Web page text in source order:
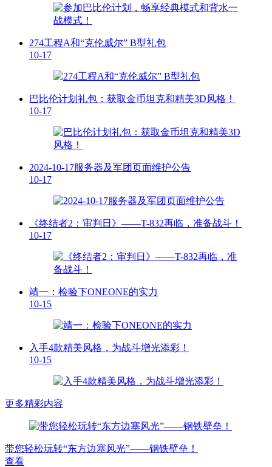
274工程A和“克伦威尔” B型礼包
10-17
巴比伦计划礼包：获取金币坦克和精美3D风格！
10-17
2024-10-17服务器及军团页面维护公告
10-17
《终结者2：审判日》——T-832再临，准备战斗！
10-17
靖一：检验下ONEONE的实力
10-15
入手4款精美风格，为战斗增光添彩！
10-15
更多精彩内容
带您轻松玩转“东方边塞风光”——钢铁壁垒！
查看